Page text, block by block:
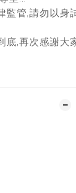
監管,請勿以身
底,再次感謝大